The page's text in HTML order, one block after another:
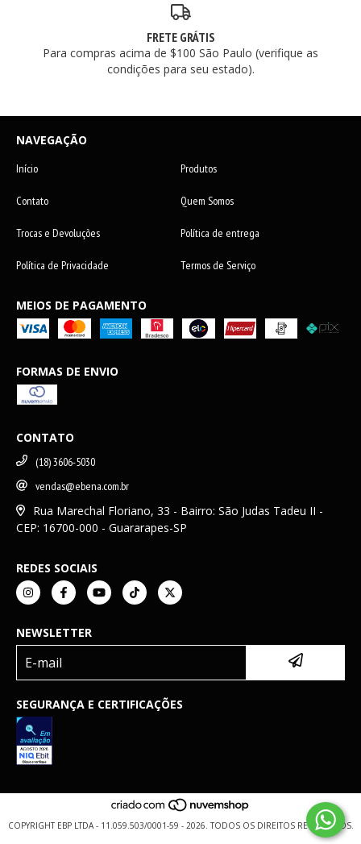
FRETE GRÁTIS
Para compras acima de $100 São Paulo (verifique as
condições para seu estado).
NAVEGAÇÃO
Início Produtos
Contato Quem Somos
Trocas e Devoluções Política de entrega
Política de Privacidade Termos de Serviço
MEIOS DE PAGAMENTO
FORMAS DE ENVIO
CONTATO
(18) 3606-5030
vendas@ebena.com.br
Rua Marechal Floriano, 33 - Bairro: São Judas Tadeu II -
CEP: 16700-000 - Guararapes-SP
REDES SOCIAIS
NEWSLETTER
SEGURANÇA E CERTIFICAÇÕES
COPYRIGHT EBP LTDA - 11.059.503/0001-59 - 2026. TODOS OS DIREITOS RESERVADOS.